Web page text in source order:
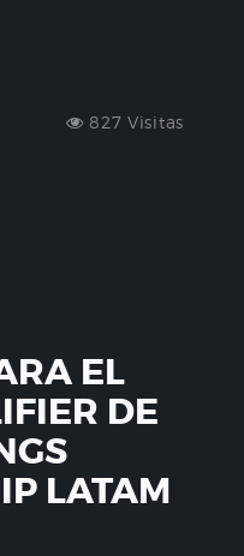
827 Visitas
EL
DE
LATAM